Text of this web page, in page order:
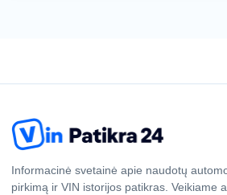
Informacinė svetainė apie naudotų
pirkimą ir VIN istorijos patikras. Veikiame